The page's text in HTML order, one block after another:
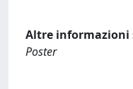
Altre
Poster